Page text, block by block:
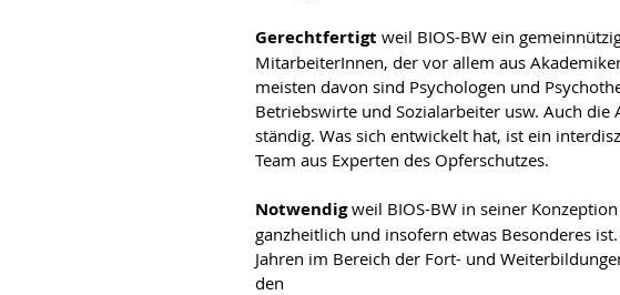
Gerechtfertigt weil BIOS-BW ein
MitarbeiterInnen, der vor allem aus
meisten davon sind Psychologen und
Betriebswirte und Sozialarbeiter usw. Auch
ständig. Was sich entwickelt hat, ist ein
Team aus Experten des Opferschutzes.
Notwendig weil BIOS-BW in seiner
ganzheitlich und insofern etwas Besonderes
Jahren im Bereich der Fort- und
den